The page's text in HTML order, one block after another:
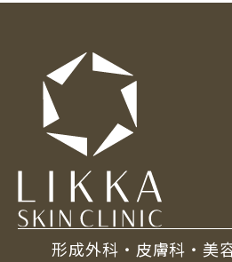
形成外科・皮膚科・美